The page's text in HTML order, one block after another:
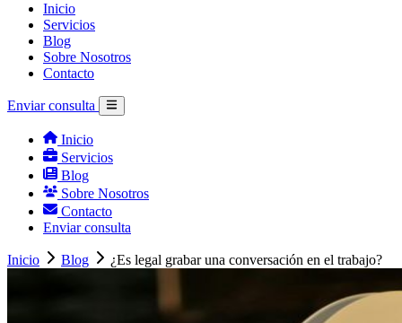
Inicio
Servicios
Blog
Sobre Nosotros
Contacto
Enviar consulta
Inicio
Servicios
Blog
Sobre Nosotros
Contacto
Enviar consulta
Inicio Blog ¿Es legal grabar una conversación en el trabajo?